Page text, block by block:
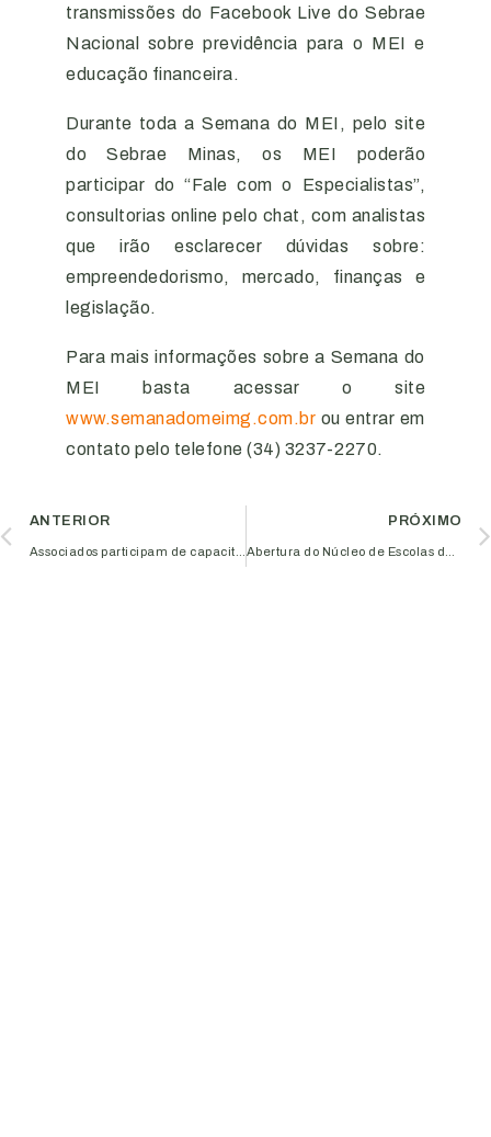
transmissões do Facebook Live do Sebrae
Nacional sobre previdência para o MEI e
educação financeira.
Durante toda a Semana do MEI, pelo site
do Sebrae Minas, os MEI poderão
participar do “Fale com o Especialistas”,
consultorias online pelo chat, com analistas
que irão esclarecer dúvidas sobre:
empreendedorismo, mercado, finanças e
legislação.
Para mais informações sobre a Semana do
MEI basta acessar o site
www.semanadomeimg.com.br ou entrar em
contato pelo telefone (34) 3237-2270.
ANTERIOR
Associados participam de capacitação sobre autoconhecimento
PRÓXIMO
Abertura do Núcleo de Escolas de Idiomas é discutida na Aciub